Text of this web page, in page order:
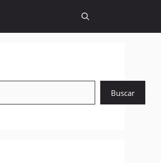
Buscar